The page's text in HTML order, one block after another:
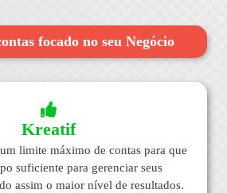
focado no seu Negócio
Kreatif
limite máximo de contas para que
suficiente para gerenciar seus
assim o maior nível de resultados.